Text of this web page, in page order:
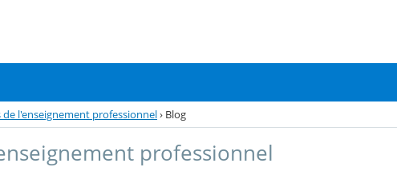
de l'enseignement professionnel› Blog
professionnel